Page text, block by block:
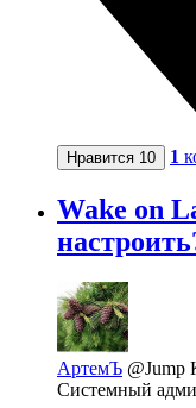
Нравится 10 1
Wake on
АртемЪ @Jump
Системный